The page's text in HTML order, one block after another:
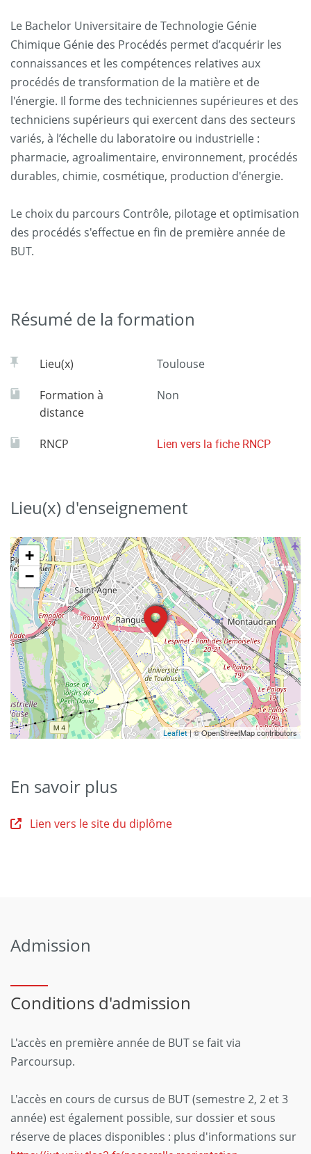
Le Bachelor Universitaire de Technologie Génie
Chimique Génie des Procédés permet d’acquérir les
connaissances et les compétences relatives aux
procédés de transformation de la matière et de
l'énergie. Il forme des techniciennes supérieures et des
techniciens supérieurs qui exercent dans des secteurs
variés, à l’échelle du laboratoire ou industrielle :
pharmacie, agroalimentaire, environnement, procédés
durables, chimie, cosmétique, production d'énergie.
Le choix du parcours Contrôle, pilotage et optimisation
des procédés s'effectue en fin de première année de
BUT.
Résumé de la formation
Lieu(x) Toulouse
Formation à
distance
Non
RNCP Lien vers la fiche RNCP
Lieu(x) d'enseignement
+
−
Leaflet| © OpenStreetMap contributors
En savoir plus
Lien vers le site du diplôme
Admission
Conditions d'admission
L'accès en première année de BUT se fait via
Parcoursup.
L'accès en cours de cursus de BUT (semestre 2, 2 et 3
année) est également possible, sur dossier et sous
réserve de places disponibles : plus d'informations sur